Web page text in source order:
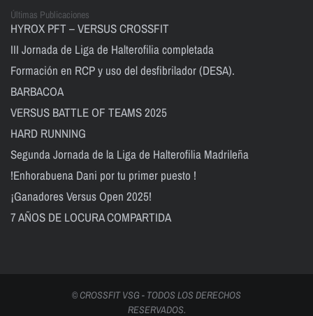
Últimas Publicaciones
HYROX PFT – VERSUS CROSSFIT
III Jornada de Liga de Halterofilia completada
Formación en RCP y uso del desfibrilador (DESA).
BARBACOA
VERSUS BATTLE OF TEAMS 2025
HARD RUNNING
Segunda Jornada de la Liga de Halterofilia Madrileña
!Enhorabuena Dani por tu primer puesto !
¡Ganadores Versus Open 2025!
7 AÑOS DE LOCURA COMPARTIDA
© CROSSFIT VSG - TODOS LOS DERECHOS
RESERVADOS.